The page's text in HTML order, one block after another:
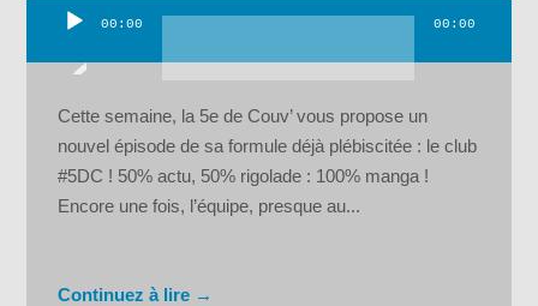
00:00 00:00
Cette semaine, la 5e de Couv’ vous propose un
nouvel épisode de sa formule déjà plébiscitée : le club
#5DC ! 50% actu, 50% rigolade : 100% manga !
Encore une fois, l’équipe, presque au...
Continuez à lire →